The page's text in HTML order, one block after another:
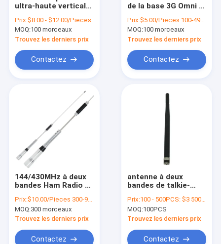
ultra-haute vertical
radio 2-3dBi de Cb de
camion du marché
des accessoires
300W
Prix:$8.00 - $12.00/Pieces
MOQ:100 morceaux
Trouvez les derniers prix
Contactez
de la base 3G Omni 2-
d'antenne portative
de modem d'OEM
Prix:$5.00/Pieces 100-499 Pieces
MOQ:100 morceaux
Trouvez les derniers prix
Contactez
144/430MHz à deux
bandes Ham Radio Hf
50Ohm
Prix:$10.00/Pieces 300-999 Pieces
MOQ:300 morceaux
Trouvez les derniers prix
Contactez
antenne à deux
bandes de talkie-
fréquence ultra-
haute de VHF de
50Ohm 2-5dBi pour la
main
Prix:100 - 500PCS: $3 500-1000PCS: $ 2.5 1000-3000PCS:$2 >3000PCS $1.5
MOQ:100PCS
Trouvez les derniers prix
Contactez